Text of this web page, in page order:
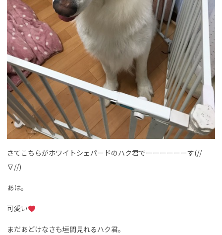
さてこちらがホワイトシェパードのハク君でーーーーーーす(//
∇//)
あは。
可愛い
まだあどけなさも垣間見れるハク君。